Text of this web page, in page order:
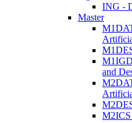
ING -
Master
and
M2ICS